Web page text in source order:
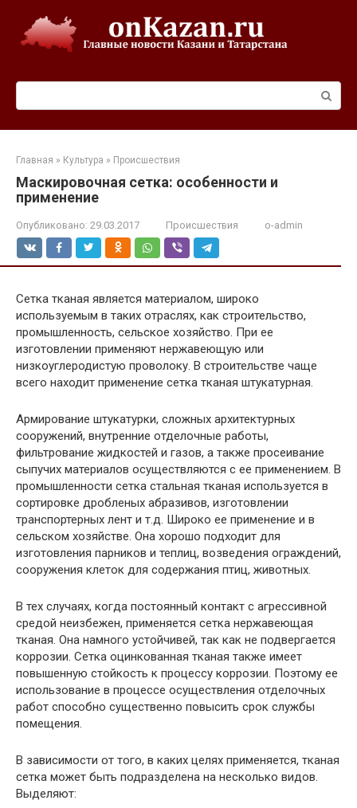
контенту
Главная » Культура » Происшествия
Маскировочная сетка: особенности и
применение
Опубликовано: 29.03.2017 Происшествия o-admin
Сетка тканая является материалом, широко
используемым в таких отраслях, как строительство,
промышленность, сельское хозяйство. При ее
изготовлении применяют нержавеющую или
низкоуглеродистую проволоку. В строительстве чаще
всего находит применение сетка тканая штукатурная.
Армирование штукатурки, сложных архитектурных
сооружений, внутренние отделочные работы,
фильтрование жидкостей и газов, а также просеивание
сыпучих материалов осуществляются с ее применением. В
промышленности сетка стальная тканая используется в
сортировке дробленых абразивов, изготовлении
транспортерных лент и т.д. Широко ее применение и в
сельском хозяйстве. Она хорошо подходит для
изготовления парников и теплиц, возведения ограждений,
сооружения клеток для содержания птиц, животных.
В тех случаях, когда постоянный контакт с агрессивной
средой неизбежен, применяется сетка нержавеющая
тканая. Она намного устойчивей, так как не подвергается
коррозии. Сетка оцинкованная тканая также имеет
повышенную стойкость к процессу коррозии. Поэтому ее
использование в процессе осуществления отделочных
работ способно существенно повысить срок службы
помещения.
В зависимости от того, в каких целях применяется, тканая
сетка может быть подразделена на несколько видов.
Выделяют: